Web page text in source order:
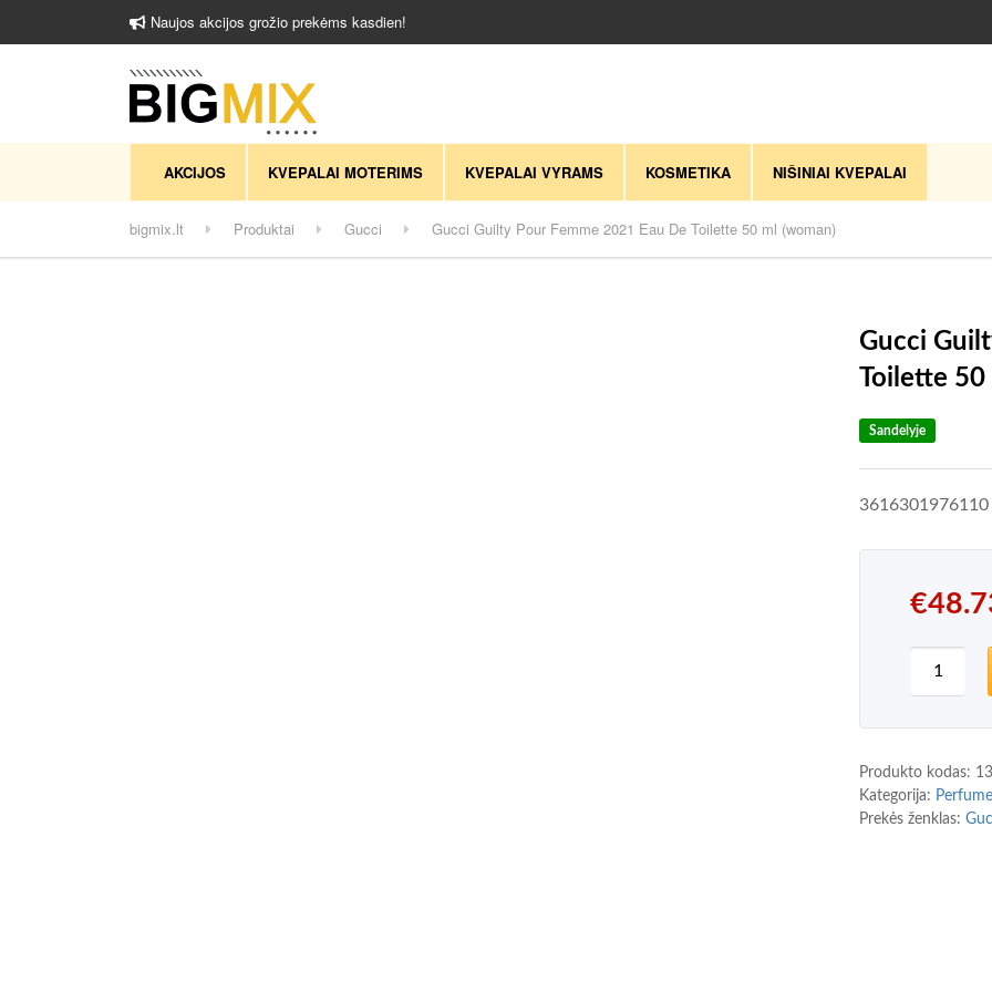
Naujos akcijos grožio prekėms kasdien!
AKCIJOS KVEPALAI MOTERIMS KVEPALAI VYRAMS KOSMETIKA NIŠINIAI KVEPALAI
bigmix.lt Produktai Gucci Gucci Guilty Pour Femme 2021 Eau De Toilette 50 ml (woman)
Gucci
Toilette 50
Sandelyje
3616301976110
€
Produkto kodas:
Kategorija:
Prekės ženklas: